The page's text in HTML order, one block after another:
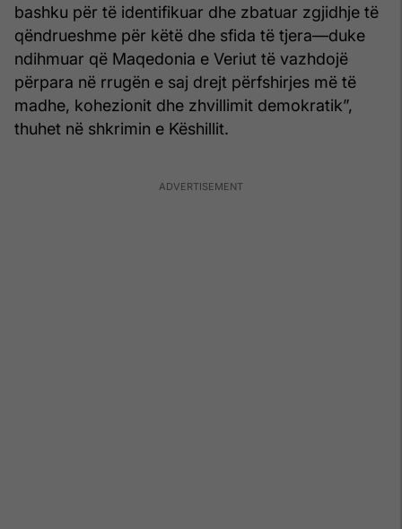
bashku për të identifikuar dhe zbatuar zgjidhje të
qëndrueshme për këtë dhe sfida të tjera—duke
ndihmuar që Maqedonia e Veriut të vazhdojë
përpara në rrugën e saj drejt përfshirjes më të
madhe, kohezionit dhe zhvillimit demokratik”,
thuhet në shkrimin e Këshillit.